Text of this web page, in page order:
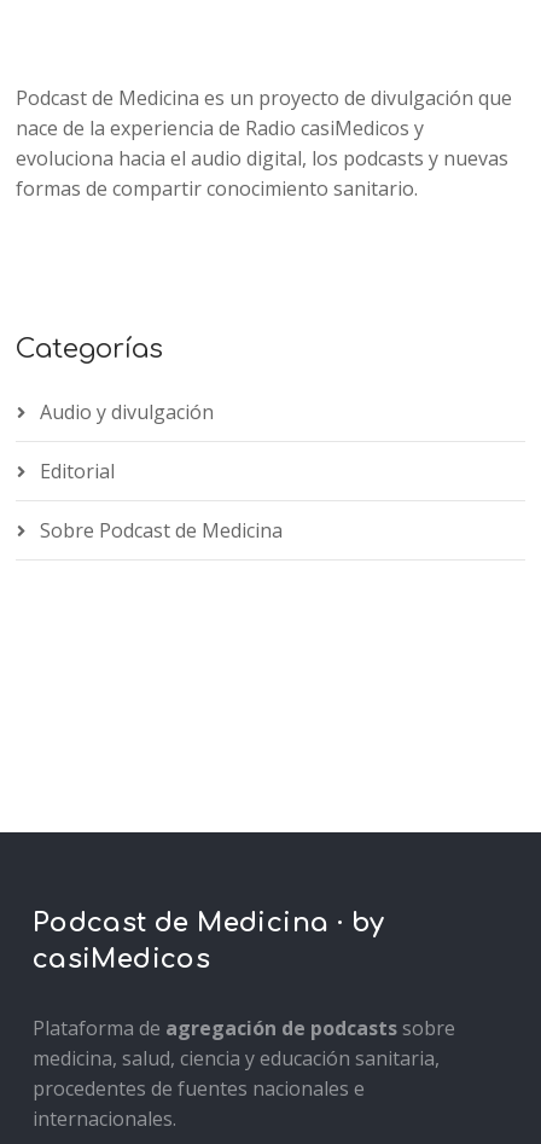
Podcast de Medicina es un proyecto de divulgación que
nace de la experiencia de Radio casiMedicos y
evoluciona hacia el audio digital, los podcasts y nuevas
formas de compartir conocimiento sanitario.
Categorías
Audio y divulgación
Editorial
Sobre Podcast de Medicina
Podcast de Medicina · by
casiMedicos
Plataforma de agregación de podcastssobre
medicina, salud, ciencia y educación sanitaria,
procedentes de fuentes nacionales e
internacionales.